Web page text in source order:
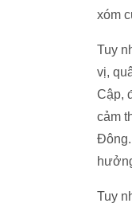
xóm
Tuy
vị,
Cập,
cảm
Đông.
Tuy